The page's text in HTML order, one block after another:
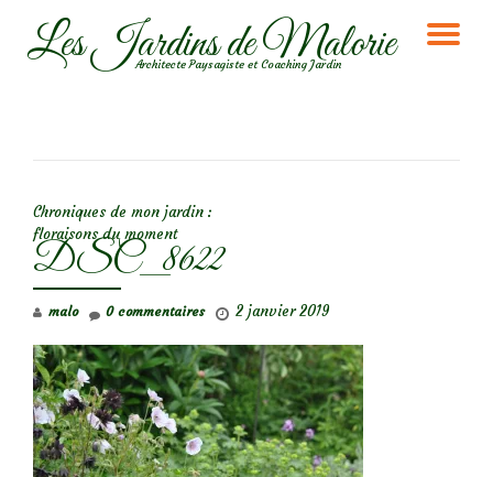
AllerLes Jardins de Malorie
Architecte Paysagiste et Coaching Jardin
Chroniques de mon jardin :
floraisons du moment
DSC_8622
malo 2 janvier 2019
0 commentaires